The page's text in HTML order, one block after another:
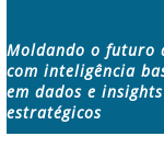
Moldando o futuro
com inteligência
em dados e insights
estratégicos